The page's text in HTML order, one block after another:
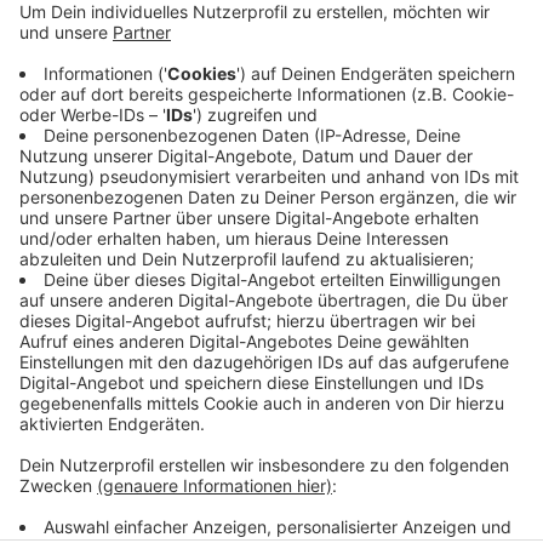
Lewackerstraße in Linden. Zwischen Hattingen-
Busse. Am Kesterkamp erfolgt auch der Umstieg
zwischen Bus und Straßenbahn. In Hattingen
entfällt die Haltestelle Oberwinzerfeld. Die
Ersatzbusse fahren am Hattinger Busbahnhof am
Bussteig 5 ab.
Veröffentlicht:Freitag, 17.11.2023 06:52
Anzeige
Anzeige